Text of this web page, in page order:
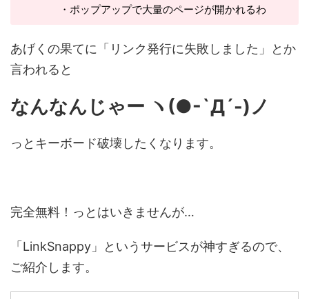
・ポップアップで大量のページが開かれるわ
あげくの果てに「リンク発行に失敗しました」とか
言われると
なんなんじゃー ヽ(●-`Д´-)ノ
っとキーボード破壊したくなります。
完全無料！っとはいきませんが…
「LinkSnappy」というサービスが神すぎるので、
ご紹介します。